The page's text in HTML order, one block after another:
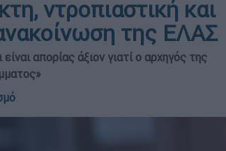
ντροπιαστική και
της ΕΛΑΣ
απορίας άξιον γιατί ο αρχηγός της